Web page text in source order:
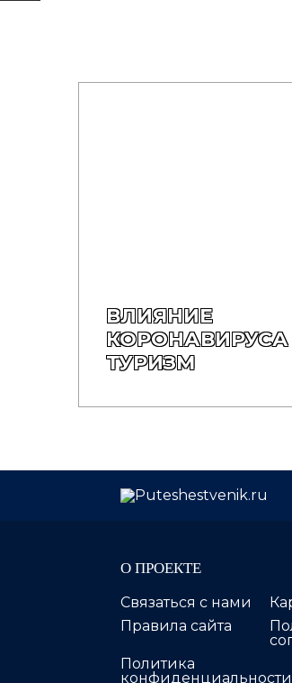
ВЛИЯНИЕ
ТУРИЗМ
О ПРОЕКТЕ
Связаться с нами
Правила сайта
Политика
конфиденциальности